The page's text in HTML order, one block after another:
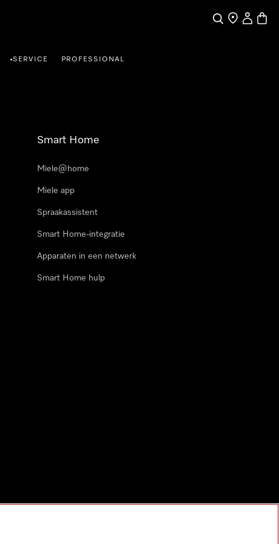
Wat zoek je?
Dealer zoeken
Mijn
•SERVICE PROFESSIONAL
Smart Home
Miele@home
Miele app
Spraakassistent
Smart Home-integratie
Apparaten in een netwerk
Smart Home hulp